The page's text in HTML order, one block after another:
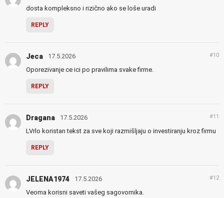
dosta kompleksno i rizično ako se loše uradi
REPLY
Jeca 17.5.2026 #10
Oporezivanje ce ici po pravilima svake firme.
REPLY
Dragana 17.5.2026 #11
LVrlo koristan tekst za sve koji razmišljaju o investiranju kroz firmu
REPLY
JELENA1974 17.5.2026 #12
Veoma korisni saveti vašeg sagovornika.